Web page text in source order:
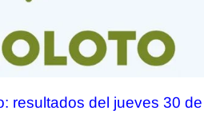
resultados del jueves 30 de